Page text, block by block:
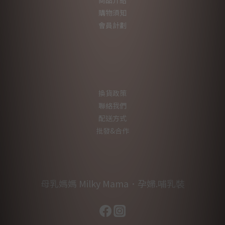
購物須知
會員計劃
換貨政策
聯絡我們
配送方式
批發&合作
母乳媽媽 Milky Mama．孕婦.哺乳裝